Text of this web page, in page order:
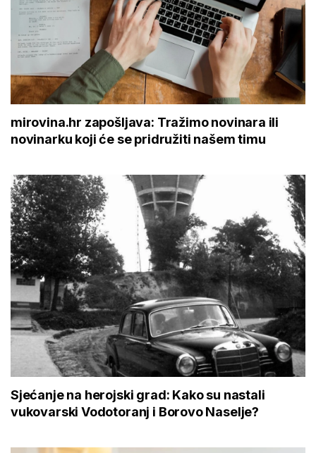
mirovina.hr zapošljava: Tražimo novinara ili
novinarku koji će se pridružiti našem timu
Sjećanje na herojski grad: Kako su nastali
vukovarski Vodotoranj i Borovo Naselje?